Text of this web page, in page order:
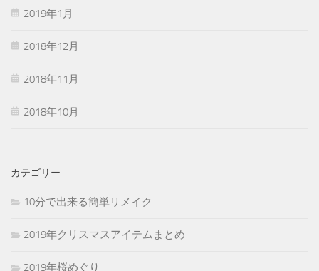
2019年1月
2018年12月
2018年11月
2018年10月
カテゴリー
10分で出来る簡単リメイク
2019年クリスマスアイテムまとめ
2019年桜めぐり